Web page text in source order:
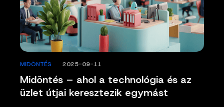
Midöntés – ahol a technológia és az
üzlet útjai keresztezik egymást
MIDÖNTÉS 2025-09-11